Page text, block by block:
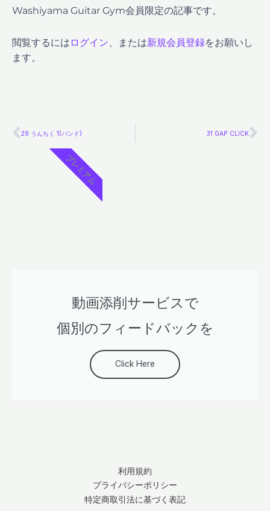
Washiyama Guitar Gym会員限定の記事です。
閲覧するには ログイン、または新規会員登録をお願いし
ます。
Prev
29 うんちく 1(バンド) 31 GAP CLICK
動画添削サービスで
個別のフィードバックを
Click Here
プレミアム
利用規約
プライバシーポリシー
特定商取引法に基づく表記